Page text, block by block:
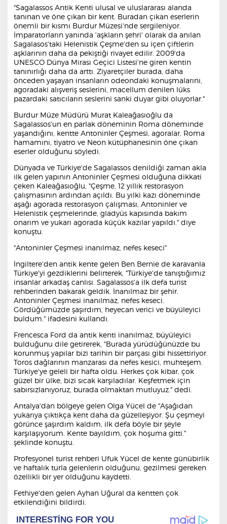
"Sagalassos Antik Kenti ulusal ve uluslararası alanda
tanınan ve öne çıkan bir kent. Buradan çıkan eserlerin
önemli bir kısmı Burdur Müzesi'nde sergileniyor.
İmparatorların yanında 'aşkların şehri' olarak da anılan
Sagalasos'taki Helenistik Çeşme'den su içen çiftlerin
aşklarının daha da pekiştiği rivayet edilir. 2009'da
UNESCO Dünya Mirası Geçici Listesi'ne giren kentin
tanınırlığı daha da arttı. Ziyaretçiler burada, daha
önceden yaşayan insanların odeondaki konuşmalarını,
agoradaki alışveriş seslerini, macellum denilen lüks
pazardaki satıcıların seslerini sanki duyar gibi oluyorlar."
Burdur Müze Müdürü Murat Kaleağasıoğlu da
Sagalassos'un en parlak döneminin Roma döneminde
yaşandığını, kentte Antoninler Çeşmesi, agoralar, Roma
hamamını, tiyatro ve Neon kütüphanesinin öne çıkan
eserler olduğunu söyledi.
Dünyada ve Türkiye'de Sagalassos denildiği zaman akla
ilk gelen yapının Antoninler Çeşmesi olduğuna dikkati
çeken Kaleağasıoğlu, "Çeşme, 12 yıllık restorasyon
çalışmasının ardından açıldı. Bu yılki kazı döneminde
aşağı agorada restorasyon çalışması, Antoninler ve
Helenistik çeşmelerinde, gladyüs kapısında bakım
onarım ve yukarı agorada küçük kazılar yapıldı." diye
konuştu.
"Antoninler Çeşmesi inanılmaz, nefes keseci"
İngiltere'den antik kente gelen Ben Bernie de karavanla
Türkiye'yi gezdiklerini belirterek, "Türkiye'de tanıştığımız
insanlar arkadaş canlısı. Sagalassos'a ilk defa turist
rehberinden bakarak geldik. İnanılmaz bir şehir.
Antoninler Çeşmesi inanılmaz, nefes keseci.
Gördüğümüzde şaşırdım, heyecan verici ve büyüleyici
buldum." ifadesini kullandı.
Frencesca Ford da antik kenti inanılmaz, büyüleyici
bulduğunu dile getirerek, "Burada yürüdüğünüzde bu
korunmuş yapılar bizi tarihin bir parçası gibi hissettiriyor.
Toros dağlarının manzarası da nefes kesici, muhteşem.
Türkiye'ye geleli bir hafta oldu. Herkes çok kibar, çok
güzel bir ülke, bizi sıcak karşıladılar. Keşfetmek için
sabırsızlanıyoruz, burada olmaktan mutluyuz." dedi.
Antalya'dan bölgeye gelen Olga Yücel de "Aşağıdan
yukarıya çıktıkça kent daha da güzelleşiyor. Şu çeşmeyi
görünce şaşırdım kaldım, ilk defa böyle bir şeyle
karşılaşıyorum. Kente bayıldım, çok hoşuma gitti."
şeklinde konuştu.
Profesyonel turist rehberi Ufuk Yücel de kente günübirlik
ve haftalık turla gelenlerin olduğunu, gezilmesi gereken
özellikli bir yer olduğunu kaydetti.
Fethiye'den gelen Ayhan Uğural da kentten çok
etkilendiğini bildirdi.